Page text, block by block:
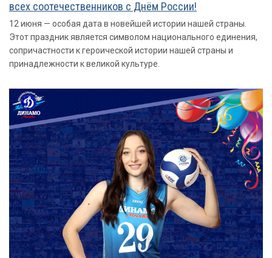
всех соотечественников с Днём России!
12 июня — особая дата в новейшей истории нашей страны.
Этот праздник является символом национального единения,
сопричастности к героической истории нашей страны и
принадлежности к великой культуре.